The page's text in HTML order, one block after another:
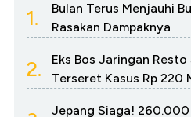
1.
Bulan Terus Menjauhi
Rasakan Dampaknya
2.
Eks Bos Jaringan Resto
Terseret Kasus Rp 220
Jepang Siaga! 260.000